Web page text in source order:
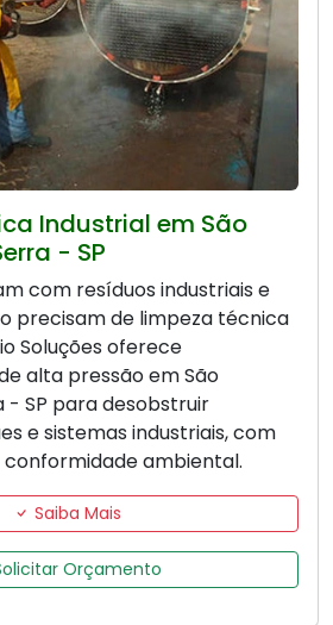
Industrial em São
- SP
com resíduos industriais e
precisam de limpeza técnica
Soluções oferece
alta pressão em São
- SP para desobstruir
e sistemas industriais, com
ambiental.
Saiba Mais
Orçamento